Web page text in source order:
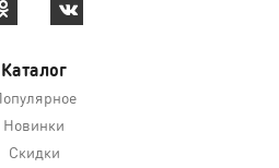
Каталог
Новинки
Скидки